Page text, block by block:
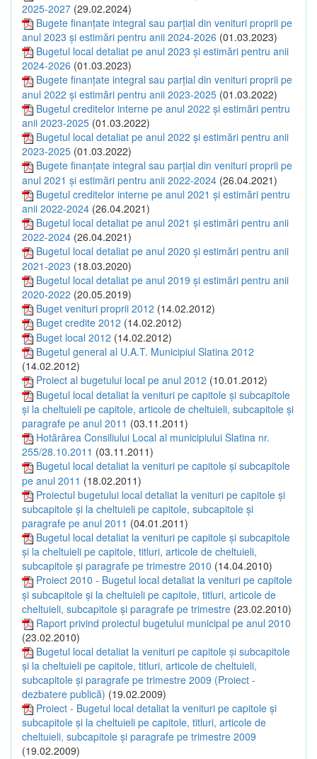
2025-2027 (29.02.2024)
Bugete finanțate integral sau parțial din venituri proprii pe
anul 2023 și estimări pentru anii 2024-2026 (01.03.2023)
Bugetul local detaliat pe anul 2023 și estimări pentru anii
2024-2026 (01.03.2023)
Bugete finanțate integral sau parțial din venituri proprii pe
anul 2022 și estimări pentru anii 2023-2025 (01.03.2022)
Bugetul creditelor interne pe anul 2022 și estimări pentru
anii 2023-2025 (01.03.2022)
Bugetul local detaliat pe anul 2022 și estimări pentru anii
2023-2025 (01.03.2022)
Bugete finanțate integral sau parțial din venituri proprii pe
anul 2021 și estimări pentru anii 2022-2024 (26.04.2021)
Bugetul creditelor interne pe anul 2021 și estimări pentru
anii 2022-2024 (26.04.2021)
Bugetul local detaliat pe anul 2021 și estimări pentru anii
2022-2024 (26.04.2021)
Bugetul local detaliat pe anul 2020 și estimări pentru anii
2021-2023 (18.03.2020)
Bugetul local detaliat pe anul 2019 și estimări pentru anii
2020-2022 (20.05.2019)
Buget venituri proprii 2012 (14.02.2012)
Buget credite 2012 (14.02.2012)
Buget local 2012 (14.02.2012)
Bugetul general al U.A.T. Municipiul Slatina 2012
(14.02.2012)
Proiect al bugetului local pe anul 2012 (10.01.2012)
Bugetul local detaliat la venituri pe capitole şi subcapitole
şi la cheltuieli pe capitole, articole de cheltuieli, subcapitole şi
paragrafe pe anul 2011 (03.11.2011)
Hotărârea Consiliului Local al municipiului Slatina nr.
255/28.10.2011 (03.11.2011)
Bugetul local detaliat la venituri pe capitole şi subcapitole
pe anul 2011 (18.02.2011)
Proiectul bugetului local detaliat la venituri pe capitole şi
subcapitole şi la cheltuieli pe capitole, subcapitole şi
paragrafe pe anul 2011 (04.01.2011)
Bugetul local detaliat la venituri pe capitole şi subcapitole
şi la cheltuieli pe capitole, titluri, articole de cheltuieli,
subcapitole şi paragrafe pe trimestre 2010 (14.04.2010)
Proiect 2010 - Bugetul local detaliat la venituri pe capitole
şi subcapitole şi la cheltuieli pe capitole, titluri, articole de
cheltuieli, subcapitole şi paragrafe pe trimestre (23.02.2010)
Raport privind proiectul bugetului municipal pe anul 2010
(23.02.2010)
Bugetul local detaliat la venituri pe capitole şi subcapitole
şi la cheltuieli pe capitole, titluri, articole de cheltuieli,
subcapitole şi paragrafe pe trimestre 2009 (Proiect -
dezbatere publică) (19.02.2009)
Proiect - Bugetul local detaliat la venituri pe capitole şi
subcapitole şi la cheltuieli pe capitole, titluri, articole de
cheltuieli, subcapitole şi paragrafe pe trimestre 2009
(19.02.2009)